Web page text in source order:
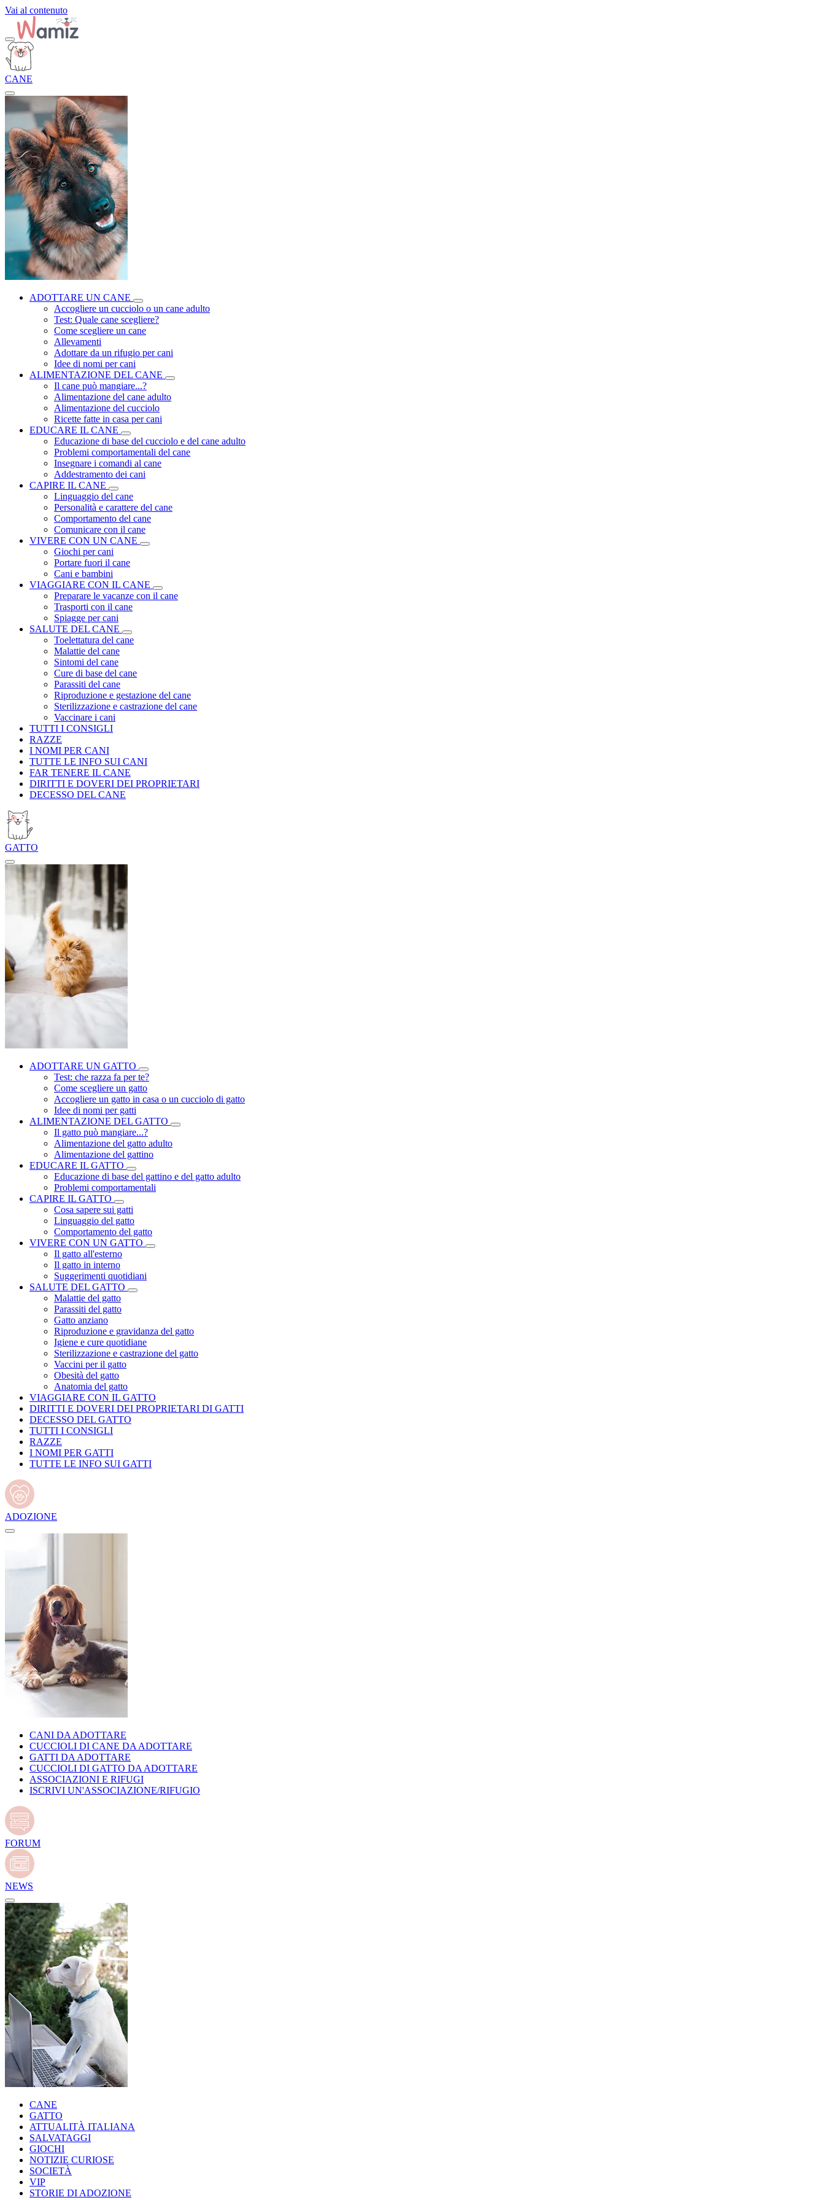
Vai al contenuto
CANE
ADOTTARE UN CANE
Accogliere un cucciolo o un cane adulto
Test: Quale cane scegliere?
Come scegliere un cane
Allevamenti
Adottare da un rifugio per cani
Idee di nomi per cani
ALIMENTAZIONE DEL CANE
Il cane può mangiare...?
Alimentazione del cane adulto
Alimentazione del cucciolo
Ricette fatte in casa per cani
EDUCARE IL CANE
Educazione di base del cucciolo e del cane adulto
Problemi comportamentali del cane
Insegnare i comandi al cane
Addestramento dei cani
CAPIRE IL CANE
Linguaggio del cane
Personalità e carattere del cane
Comportamento del cane
Comunicare con il cane
VIVERE CON UN CANE
Giochi per cani
Portare fuori il cane
Cani e bambini
VIAGGIARE CON IL CANE
Preparare le vacanze con il cane
Trasporti con il cane
Spiagge per cani
SALUTE DEL CANE
Toelettatura del cane
Malattie del cane
Sintomi del cane
Cure di base del cane
Parassiti del cane
Riproduzione e gestazione del cane
Sterilizzazione e castrazione del cane
Vaccinare i cani
TUTTI I CONSIGLI
RAZZE
I NOMI PER CANI
TUTTE LE INFO SUI CANI
FAR TENERE IL CANE
DIRITTI E DOVERI DEI PROPRIETARI
DECESSO DEL CANE
GATTO
ADOTTARE UN GATTO
Test: che razza fa per te?
Come scegliere un gatto
Accogliere un gatto in casa o un cucciolo di gatto
Idee di nomi per gatti
ALIMENTAZIONE DEL GATTO
Il gatto può mangiare...?
Alimentazione del gatto adulto
Alimentazione del gattino
EDUCARE IL GATTO
Educazione di base del gattino e del gatto adulto
Problemi comportamentali
CAPIRE IL GATTO
Cosa sapere sui gatti
Linguaggio del gatto
Comportamento del gatto
VIVERE CON UN GATTO
Il gatto all'esterno
Il gatto in interno
Suggerimenti quotidiani
SALUTE DEL GATTO
Malattie del gatto
Parassiti del gatto
Gatto anziano
Riproduzione e gravidanza del gatto
Igiene e cure quotidiane
Sterilizzazione e castrazione del gatto
Vaccini per il gatto
Obesità del gatto
Anatomia del gatto
VIAGGIARE CON IL GATTO
DIRITTI E DOVERI DEI PROPRIETARI DI GATTI
DECESSO DEL GATTO
TUTTI I CONSIGLI
RAZZE
I NOMI PER GATTI
TUTTE LE INFO SUI GATTI
ADOZIONE
CANI DA ADOTTARE
CUCCIOLI DI CANE DA ADOTTARE
GATTI DA ADOTTARE
CUCCIOLI DI GATTO DA ADOTTARE
ASSOCIAZIONI E RIFUGI
ISCRIVI UN'ASSOCIAZIONE/RIFUGIO
FORUM
NEWS
CANE
GATTO
ATTUALITÀ ITALIANA
SALVATAGGI
GIOCHI
NOTIZIE CURIOSE
SOCIETÀ
VIP
STORIE DI ADOZIONE